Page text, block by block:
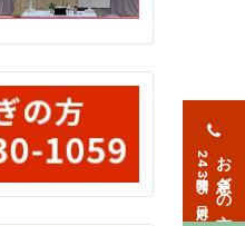
お急ぎの方
24時間365日対応